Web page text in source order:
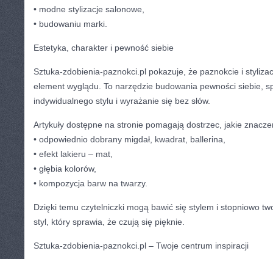
• modne stylizacje salonowe,
• budowaniu marki.
Estetyka, charakter i pewność siebie
Sztuka-zdobienia-paznokci.pl pokazuje, że paznokcie i
element wyglądu. To narzędzie budowania pewności siebie,
indywidualnego stylu i wyrażanie się bez słów.
Artykuły dostępne na stronie pomagają dostrzec, jakie
• odpowiednio dobrany migdał, kwadrat, ballerina,
• efekt lakieru – mat,
• głębia kolorów,
• kompozycja barw na twarzy.
Dzięki temu czytelniczki mogą bawić się stylem i stopniowo
styl, który sprawia, że czują się pięknie.
Sztuka-zdobienia-paznokci.pl – Twoje centrum inspiracji